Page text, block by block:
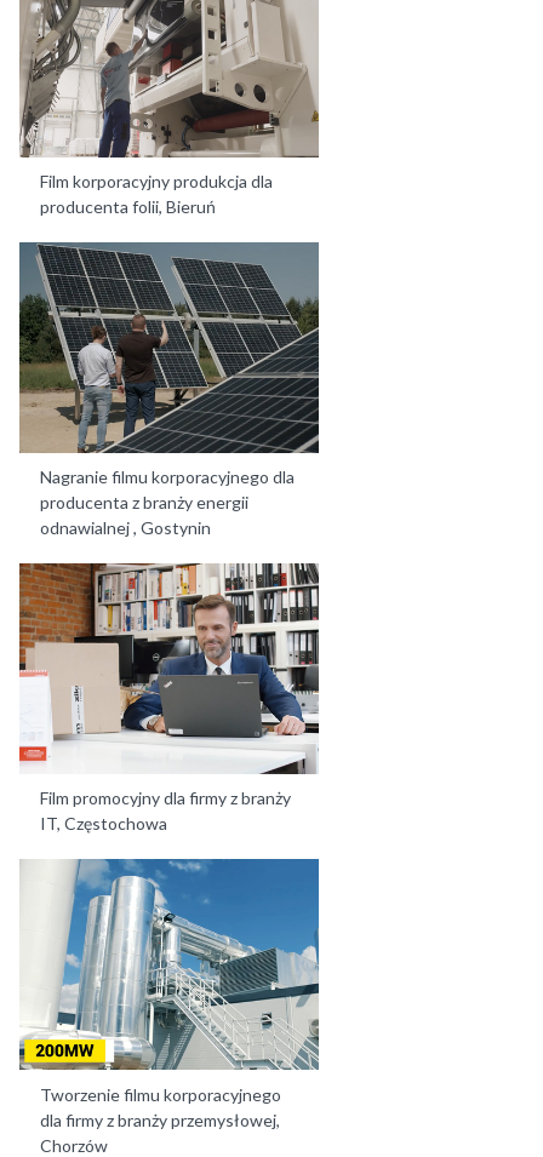
Film korporacyjny produkcja dla
producenta folii, Bieruń
Nagranie filmu korporacyjnego dla
producenta z branży energii
odnawialnej , Gostynin
Film promocyjny dla firmy z branży
IT, Częstochowa
Tworzenie filmu korporacyjnego
dla firmy z branży przemysłowej,
Chorzów